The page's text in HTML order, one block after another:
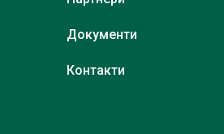
Документи
Контакти